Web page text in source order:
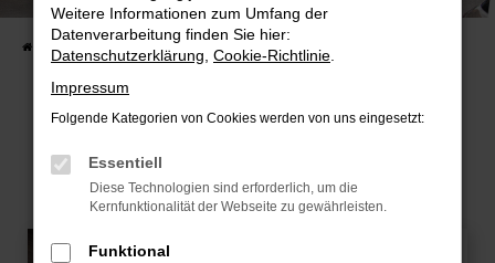
Serviceleistungen im Überblick
Weitere Informationen zum Umfang der
Datenverarbeitung finden Sie hier:
Datenschutzerklärung Cookie-Richtlinie
Impressum
Folgende Kategorien von Cookies werden von uns eingesetzt:
Essentiell
Diese Technologien sind erforderlich, um die
Kernfunktionalität der Webseite zu gewährleisten.
Funktional